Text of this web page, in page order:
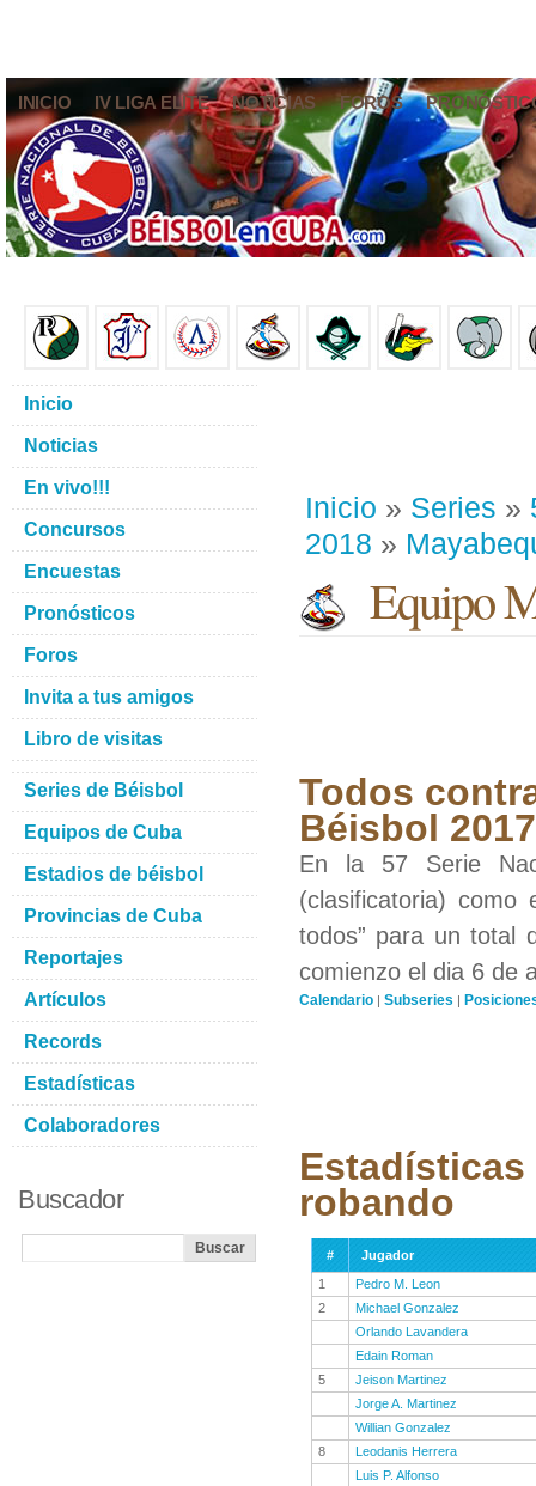
INICIO IV LIGA ELITE NOTICIAS FOROS
Inicio » Series »
2018 »
Equipo
Todos
Béisbol
En la 57 Serie
(clasificatoria) como
todos” para un total
comienzo el dia 6 de
Calendario | Subseries |
robando
#
Jugador
1
Pedro M. Leon
2
Michael Gonzalez
Orlando Lavandera
Edain Roman
5
Jeison Martinez
Jorge A. Martinez
Willian Gonzalez
8
Leodanis Herrera
Luis P. Alfonso
Inicio
Noticias
En vivo!!!
Concursos
Encuestas
Pronósticos
Foros
Invita a tus amigos
Libro de visitas
Series de Béisbol
Equipos de Cuba
Estadios de béisbol
Provincias de Cuba
Reportajes
Artículos
Records
Estadísticas
Colaboradores
Buscador